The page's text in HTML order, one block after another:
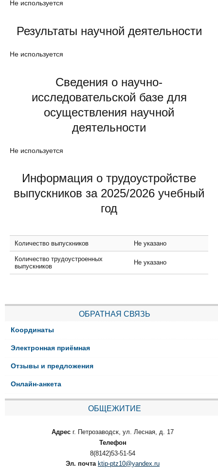
Не используется
Результаты научной деятельности
Не используется
Сведения о научно-
исследовательской базе для
осуществления научной
деятельности
Не используется
Информация о трудоустройстве
выпускников за 2025/2026 учебный
год
Количество выпускников Не указано
Количество трудоустроенных
выпускников
Не указано
ОБРАТНАЯ СВЯЗЬ
Координаты
Электронная приёмная
Отзывы и предложения
Онлайн-анкета
ОБЩЕЖИТИЕ
Адрес г. Петрозаводск, ул. Лесная, д. 17
Телефон
8(8142)53-51-54
Эл. почта ktip-ptz10@yandex.ru